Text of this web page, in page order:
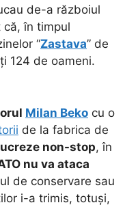
de-a războiul
că, în timpul
“Zastava” de
124 de oameni.
Milan Beko cu o
de la fabrica de
non-stop, în
nu va ataca
de conservare sau
i-a trimis, totuși,